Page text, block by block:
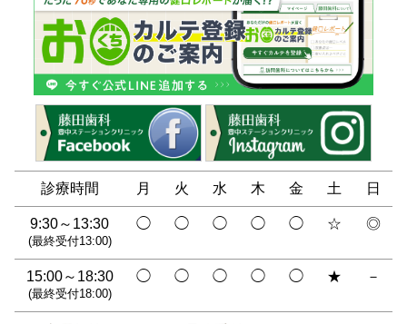
診療時間 月 火 水 木 金 土 日
9:30～13:30
(最終受付13:00)
◯ ◯ ◯ ◯ ◯ ☆ ◎
15:00～18:30
(最終受付18:00)
◯ ◯ ◯ ◯ ◯ ★ －